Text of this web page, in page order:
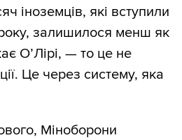
іноземців, які вступили
залишилося менш як
О’Лірі, — то це не
Це через систему, яка
Міноборони